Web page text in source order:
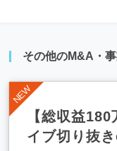
その他のM&A・
【総収益
イブ切り抜